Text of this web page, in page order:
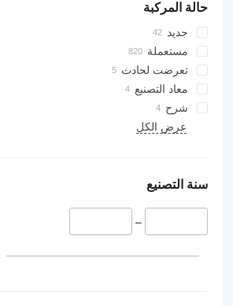
حالة المركبة
جديد
مستعملة
تعرضت لحادث
معاد التصنيع
شرح
عرض الكل
سنة التصنيع
–